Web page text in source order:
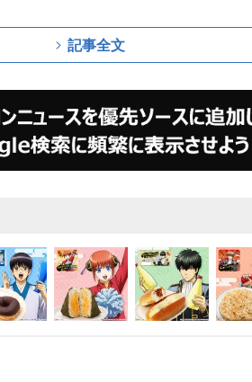
カフェラッテ缶 3
メの印象的なシーンを使
特典も実施される。オリ
アクリルスタンド、缶バ
から11月12日まで展開さ
のため、なくなり次第終了
記事全文